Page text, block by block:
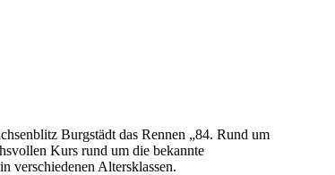
Burgstädt das Rennen „84. Rund um
Kurs rund um die bekannte
verschiedenen Altersklassen.